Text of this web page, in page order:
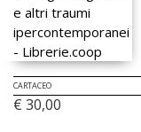
CARTACEO
€ 30,00